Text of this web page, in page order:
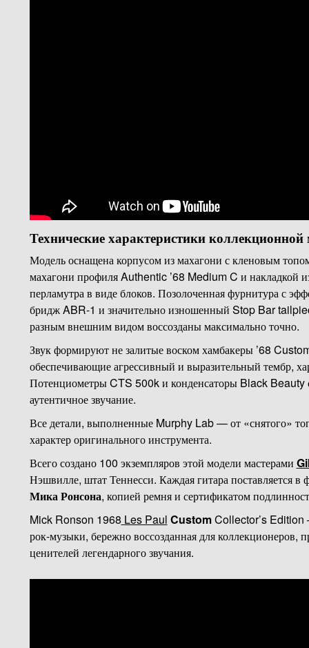
Технические характеристики коллекционной
Модель оснащена корпусом из махагони с кленовым
махагони профиля Authentic ’68 Medium C и накладкой
перламутра в виде блоков. Позолоченная фурнитура с
бридж ABR-1 и значительно изношенный Stop Bar
разным внешним видом воссозданы максимально точно.
Звук формируют не залитые воском хамбакеры ’68
обеспечивающие агрессивный и выразительный тембр,
Потенциометры CTS 500k и конденсаторы Black Beauty
аутентичное звучание.
Все детали, выполненные Murphy Lab — от «снятого»
характер оригинального инструмента.
Всего создано 100 экземпляров этой модели мастерами
Нэшвилле, штат Теннесси. Каждая гитара поставляется
Мика Ронсона, копией ремня и сертификатом
Mick Ronson 1968 Les Paul CustomCollector’s Edition
рок-музыки, бережно воссозданная для
ценителей легендарного звучания.